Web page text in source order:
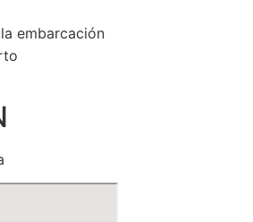
embarcación